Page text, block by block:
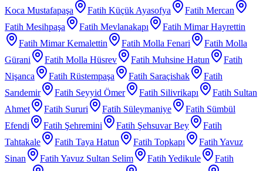
Koca Mustafapaşa Fatih Küçük Ayasofya
Fatih Mercan
Fatih Mesihpaşa
Fatih Mevlanakapı
Fatih Mimar Hayrettin
Fatih Mimar Kemalettin
Fatih Molla Fenari
Fatih Molla
Gürani
Fatih Molla Hüsrev Fatih Muhsine Hatun
Fatih
Nişanca
Fatih Rüstempaşa Fatih Saraçishak
Fatih
Sarıdemir
Fatih Seyyid Ömer Fatih Silivrikapı
Fatih Sultan
Ahmet
Fatih Sururi Fatih Süleymaniye
Fatih Sümbül
Efendi
Fatih Şehremini Fatih Şehsuvar Bey
Fatih
Tahtakale
Fatih Taya Hatun Fatih Topkapı
Fatih Yavuz
Sinan
Fatih Yavuz Sultan Selim Fatih Yedikule
Fatih